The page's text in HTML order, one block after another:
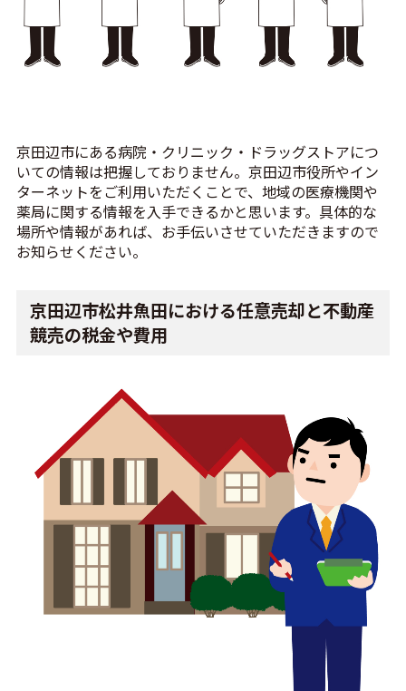
京田辺市にある病院・クリニック・ドラッグストアにつ
いての情報は把握しておりません。京田辺市役所やイン
ターネットをご利用いただくことで、地域の医療機関や
薬局に関する情報を入手できるかと思います。具体的な
場所や情報があれば、お手伝いさせていただきますので
お知らせください。
京田辺市松井魚田における任意売却と不動産
競売の税金や費用